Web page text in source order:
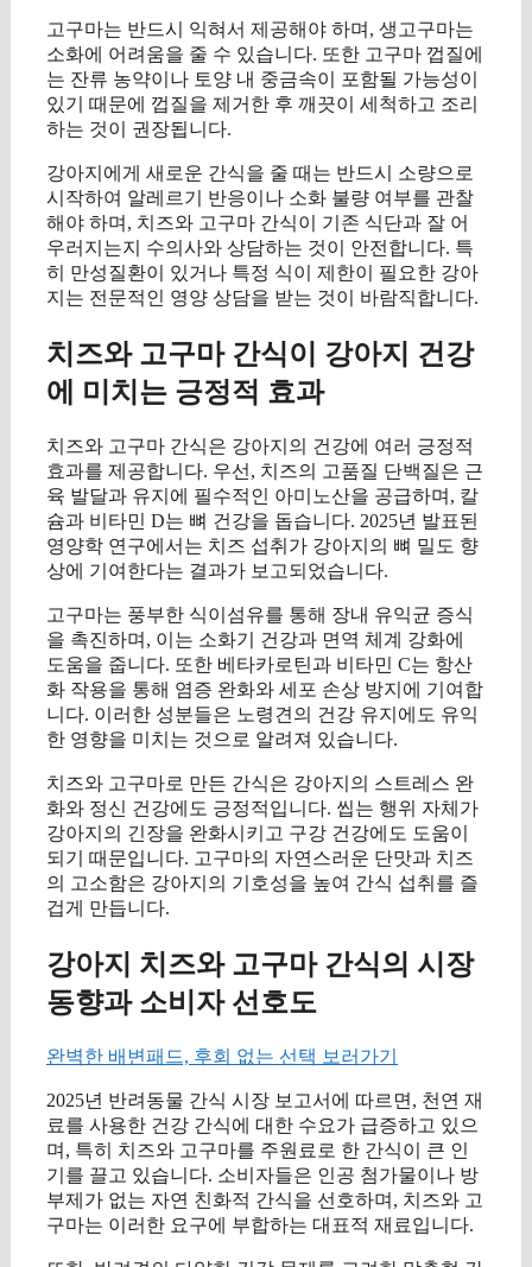
고구마는 반드시 익혀서 제공해야 하며, 생고구마는
소화에 어려움을 줄 수 있습니다. 또한 고구마 껍질에
는 잔류 농약이나 토양 내 중금속이 포함될 가능성이
있기 때문에 껍질을 제거한 후 깨끗이 세척하고 조리
하는 것이 권장됩니다.
강아지에게 새로운 간식을 줄 때는 반드시 소량으로
시작하여 알레르기 반응이나 소화 불량 여부를 관찰
해야 하며, 치즈와 고구마 간식이 기존 식단과 잘 어
우러지는지 수의사와 상담하는 것이 안전합니다. 특
히 만성질환이 있거나 특정 식이 제한이 필요한 강아
지는 전문적인 영양 상담을 받는 것이 바람직합니다.
치즈와 고구마 간식이 강아지 건강
에 미치는 긍정적 효과
치즈와 고구마 간식은 강아지의 건강에 여러 긍정적
효과를 제공합니다. 우선, 치즈의 고품질 단백질은 근
육 발달과 유지에 필수적인 아미노산을 공급하며, 칼
슘과 비타민 D는 뼈 건강을 돕습니다. 2025년 발표된
영양학 연구에서는 치즈 섭취가 강아지의 뼈 밀도 향
상에 기여한다는 결과가 보고되었습니다.
고구마는 풍부한 식이섬유를 통해 장내 유익균 증식
을 촉진하며, 이는 소화기 건강과 면역 체계 강화에
도움을 줍니다. 또한 베타카로틴과 비타민 C는 항산
화 작용을 통해 염증 완화와 세포 손상 방지에 기여합
니다. 이러한 성분들은 노령견의 건강 유지에도 유익
한 영향을 미치는 것으로 알려져 있습니다.
치즈와 고구마로 만든 간식은 강아지의 스트레스 완
화와 정신 건강에도 긍정적입니다. 씹는 행위 자체가
강아지의 긴장을 완화시키고 구강 건강에도 도움이
되기 때문입니다. 고구마의 자연스러운 단맛과 치즈
의 고소함은 강아지의 기호성을 높여 간식 섭취를 즐
겁게 만듭니다.
강아지 치즈와 고구마 간식의 시장
동향과 소비자 선호도
완벽한 배변패드, 후회 없는 선택 보러가기
2025년 반려동물 간식 시장 보고서에 따르면, 천연 재
료를 사용한 건강 간식에 대한 수요가 급증하고 있으
며, 특히 치즈와 고구마를 주원료로 한 간식이 큰 인
기를 끌고 있습니다. 소비자들은 인공 첨가물이나 방
부제가 없는 자연 친화적 간식을 선호하며, 치즈와 고
구마는 이러한 요구에 부합하는 대표적 재료입니다.